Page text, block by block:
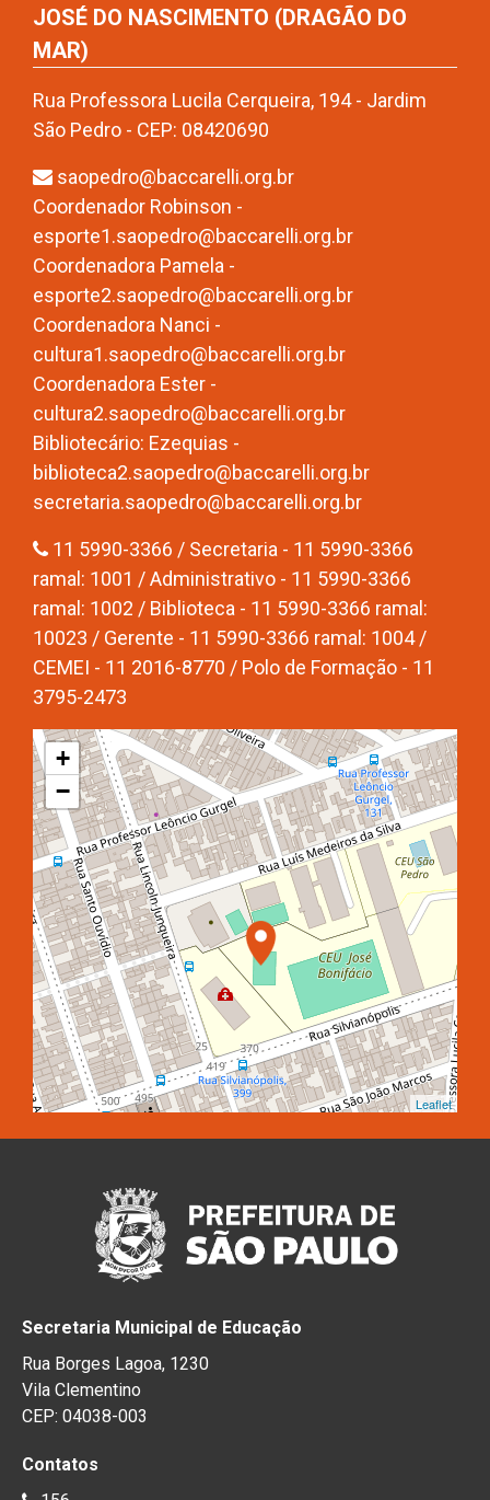
JOSÉ DO NASCIMENTO (DRAGÃO DO
MAR)
Rua Professora Lucila Cerqueira, 194 - Jardim
São Pedro - CEP: 08420690
saopedro@baccarelli.org.br
Coordenador Robinson -
esporte1.saopedro@baccarelli.org.br
Coordenadora Pamela -
esporte2.saopedro@baccarelli.org.br
Coordenadora Nanci -
cultura1.saopedro@baccarelli.org.br
Coordenadora Ester -
cultura2.saopedro@baccarelli.org.br
Bibliotecário: Ezequias -
biblioteca2.saopedro@baccarelli.org.br
secretaria.saopedro@baccarelli.org.br
11 5990-3366 / Secretaria - 11 5990-3366
ramal: 1001 / Administrativo - 11 5990-3366
ramal: 1002 / Biblioteca - 11 5990-3366 ramal:
10023 / Gerente - 11 5990-3366 ramal: 1004 /
CEMEI - 11 2016-8770 / Polo de Formação - 11
3795-2473
+
−
Leaflet
Secretaria Municipal de Educação
Rua Borges Lagoa, 1230
Vila Clementino
CEP: 04038-003
Contatos